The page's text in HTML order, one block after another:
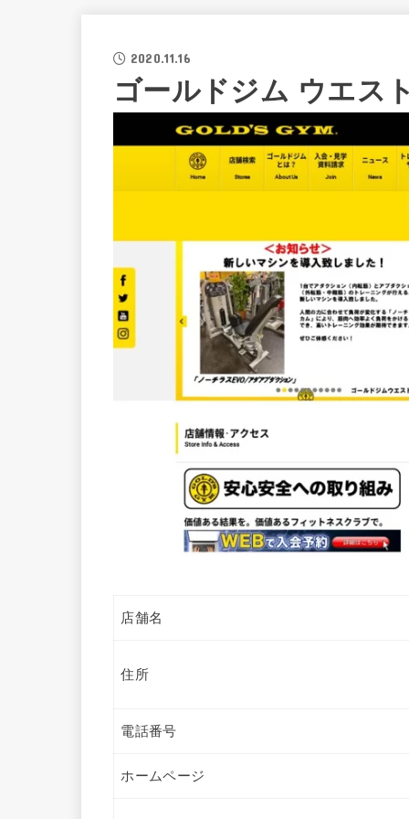
2020.11.16
ゴールドジム ウエス
店舗名
住所
電話番号
ホームページ